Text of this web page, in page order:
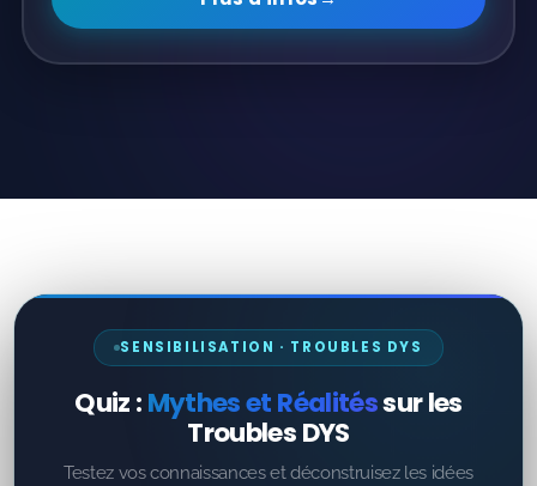
SENSIBILISATION · TROUBLES DYS
Quiz :Mythes et Réalitéssur les
Troubles DYS
Testez vos connaissances et déconstruisez les idées